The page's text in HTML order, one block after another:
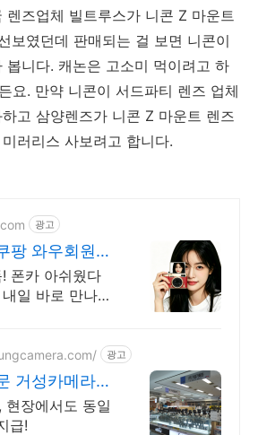
렌즈업체 빌트루스가 니콘 Z 마운트
보였던데 판매되는 걸 보면 니콘이
봅니다. 캐논은 고소미 먹이려고 하
요. 만약 니콘이 서드파티 렌즈 업체
고 삼양렌즈가 니콘 Z 마운트 렌즈
러리스 사보려고 합니다.
광고
팡 와우회원
폰카 아쉬웠다
일 바로 만나세
광고
거성카메라
매입 보장!
현장에서도 동일
급!